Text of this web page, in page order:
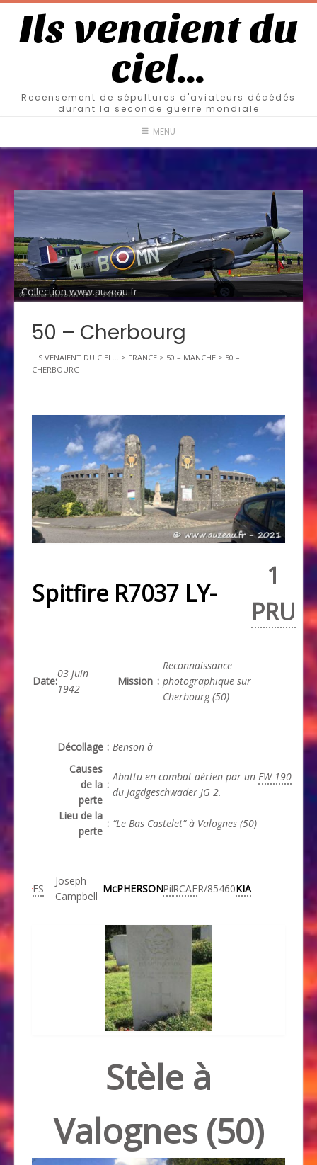
Ils venaient du
ciel…
Recensement de sépultures d'aviateurs décédés
durant la seconde guerre mondiale
MENU
Collection www.auzeau.fr
50 – Cherbourg
ILS VENAIENT DU CIEL... > FRANCE > 50 – MANCHE > 50 –
CHERBOURG
Spitfire R7037 LY-
1
PRU
Date:
03 juin
1942
Mission :
Reconnaissance
photographique sur
Cherbourg (50)
Décollage : Benson à
Causes
de la
perte
:
Abattu en combat aérien par un FW 190
du Jagdgeschwader JG 2.
Lieu de la
perte
: “Le Bas Castelet” à Valognes (50)
FS
Joseph
Campbell
McPHERSONPilRCAFR/85460KIA
Stèle à
Valognes (50)